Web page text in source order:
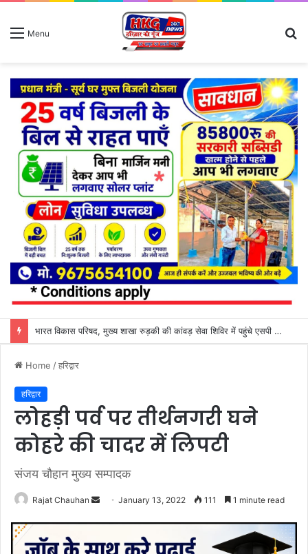
Menu
हैप्पी क्लब रुड़की रजिस्टर्ड एवं राजकीय इंटर कॉलेज मित्र मंडल द्वारा प्रथम विशाल भंडारे का आयोजन, अतिथियों ने कांवड़ियों को किया प्रसाद वितरित
Home /हरिद्वार
हरिद्वार
लोहड़ी पर्व पर तीर्थनगरी घने
कोहरे की चादर में लिपटी
संजय चौहान मुख्य सम्पादक
Rajat Chauhan
Send January 13, 2022 111 1 minute read